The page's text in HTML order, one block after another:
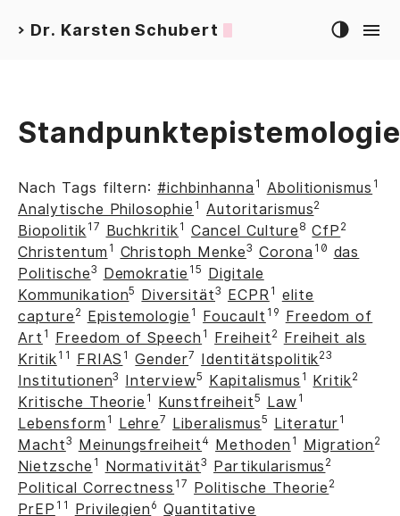
> Dr. Karsten Schubert
Nach Tags filtern:#ichbinhanna 1 Abolitionismus 1
Analytische Philosophie 1 Autoritarismus2
Biopolitik 17 Buchkritik 1 Cancel Culture 8 CfP 2
Christentum 1 Christoph Menke3 Corona 10 das
Politische3 Demokratie 15
Digitale
Kommunikation5 Diversität3 ECPR 1 elite
capture 2 Epistemologie 1 Foucault 19
Freedom of
Art 1 Freedom of Speech 1 Freiheit 2
Freiheit als
Kritik 11 FRIAS 1 Gender7 Identitätspolitik23
Institutionen3 Interview5 Kapitalismus 1 Kritik2
Kritische Theorie 1 Kunstfreiheit5 Law 1
Lebensform 1 Lehre7 Liberalismus5 Literatur 1
Macht3 Meinungsfreiheit 4 Methoden 1 Migration 2
Nietzsche 1 Normativität3 Partikularismus 2
Political Correctness 17 Politische Theorie 2
PrEP 11 Privilegien 6 Quantitative